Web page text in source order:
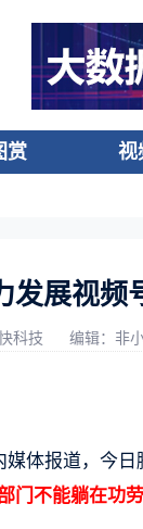
赏 视
发展视频
科技 编辑：非
体报道，今
门不能躺在功劳